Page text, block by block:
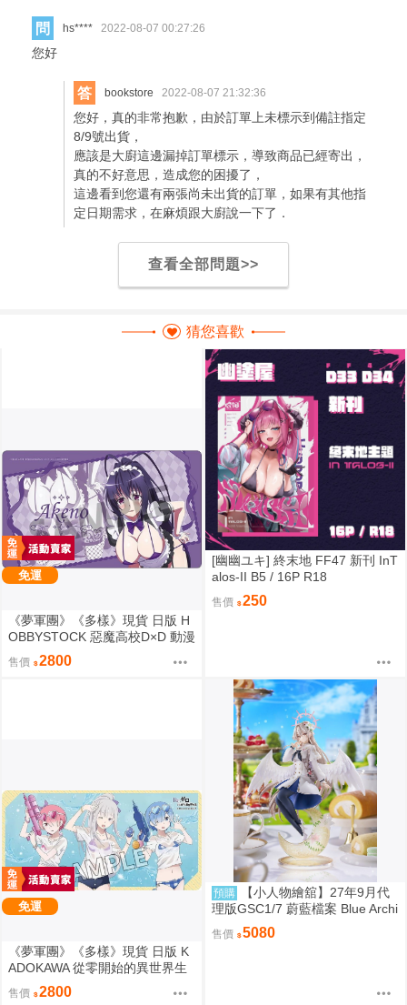
問 hs**** 2022-08-07 00:27:26
您好
答 bookstore 2022-08-07 21:32:36
您好，真的非常抱歉，由於訂單上未標示到備註指定
8/9號出貨，
應該是大廚這邊漏掉訂單標示，導致商品已經寄出，
真的不好意思，造成您的困擾了，
這邊看到您還有兩張尚未出貨的訂單，如果有其他指
定日期需求，在麻煩跟大廚說一下了．
查看全部問題>>
猜您喜歡
免運
《夢軍團》《多樣》現貨 日版 H
OBBYSTOCK 惡魔高校D×D 動漫
桌墊 卡墊 姬島朱乃
售價 2800
[幽幽ユキ] 終末地 FF47 新刊 InT
alos-II B5 / 16P R18
售價 250
免運
《夢軍團》《多樣》現貨 日版 K
ADOKAWA 從零開始的異世界生
活 動漫桌墊 卡墊 全員 泳裝ver.
售價 2800
預購
【小人物繪舘】27年9月代
理版GSC1/7 蔚藍檔案 Blue Archi
ve 渚 ～花香微笑～ PVC完成品
售價 5080